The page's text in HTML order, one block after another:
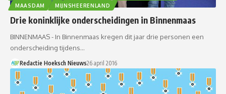
MAASDAM
MIJNSHEERENLAND
Drie koninklijke onderscheidingen in Binnenmaas
BINNENMAAS - In Binnenmaas kregen dit jaar drie personen een
onderscheiding tijdens…
Redactie Hoeksch Nieuws26 april 2016